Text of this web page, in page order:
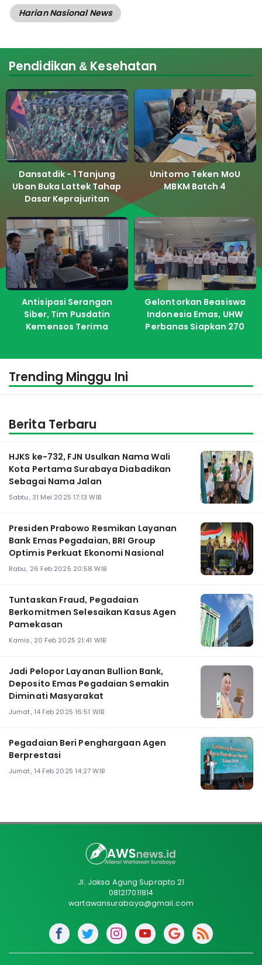
Harian Nasional News
Pendidikan & Kesehatan
Dansatdik - 1 Tanjung
Uban Buka Lattek Tahap
Dasar Keprajuritan
Unitomo Teken MoU
MBKM Batch 4
Antisipasi Serangan
Siber, Tim Pusdatin
Kemensos Terima
Pelatihan dari ITS
Gelontorkan Beasiswa
Indonesia Emas, UHW
Perbanas Siapkan 270
Trending Minggu Ini
Berita Terbaru
HJKS ke-732, FJN Usulkan Nama Wali
Kota Pertama Surabaya Diabadikan
Sebagai Nama Jalan
Sabtu, 31 Mei 2025 17:13 WIB
Presiden Prabowo Resmikan Layanan
Bank Emas Pegadaian, BRI Group
Optimis Perkuat Ekonomi Nasional
Rabu, 26 Feb 2025 20:58 WIB
Tuntaskan Fraud, Pegadaian
Berkomitmen Selesaikan Kasus Agen
Pamekasan
Kamis, 20 Feb 2025 21:41 WIB
Jadi Pelopor Layanan Bullion Bank,
Deposito Emas Pegadaian Semakin
Diminati Masyarakat
Jumat, 14 Feb 2025 16:51 WIB
Pegadaian Beri Penghargaan Agen
Berprestasi
Jumat, 14 Feb 2025 14:27 WIB
Jl. Jaksa Agung Suprapto 21
081217011814
wartawansurabaya@gmail.com